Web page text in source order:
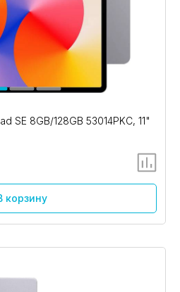
SE 8GB/128GB 53014PKC, 11"
корзину